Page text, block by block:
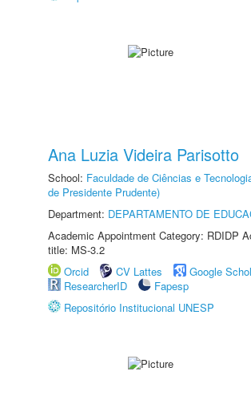
Ana Luzia Videira Parisotto
School: Faculdade de Ciências e
de Presidente Prudente)
Department: DEPARTAMENTO DE
Academic Appointment Category: RDIDP
title: MS-3.2
Orcid
CV Lattes
Google
ResearcherID
Fapesp
Repositório Institucional UNESP